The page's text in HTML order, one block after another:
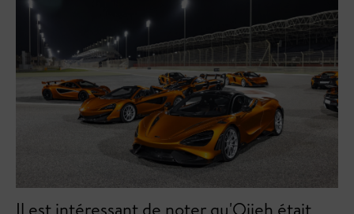
Il est intéressant de noter qu'Ojjeh était